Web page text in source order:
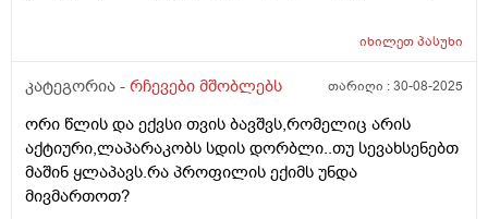
კვებით იკვებება ნორმალურად. იქნებ მირჩიოთ რა
სპეციალისტს მივმართო.
იხილეთპასუხი
კატეგორია - რჩევები მშობლებს თარიღი :30-08-2025
ორი წლის და ექვსი თვის ბავშვს,რომელიც არის
აქტიური,ლაპარაკობს სდის დორბლი..თუ სევახსენებთ
მაშინ ყლაპავს.რა პროფილის ექიმს უნდა
მივმართოთ?